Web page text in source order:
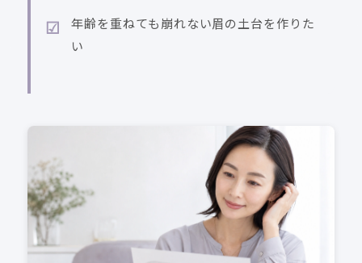
年齢を重ねても崩れない眉の土台を作りた
い